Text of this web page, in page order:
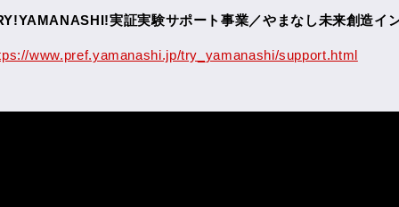
実証実験サポート事業／やまなし未来創造イ
www.pref.yamanashi.jp/try_yamanashi/support.html